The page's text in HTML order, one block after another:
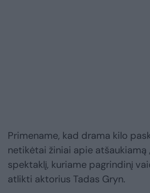
Primename, kad drama kilo
netikėtai žiniai apie atšaukiamą
spektaklį, kuriame pagrindinį
atlikti aktorius Tadas Gryn.